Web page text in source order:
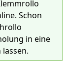
Schon
in eine
lassen.